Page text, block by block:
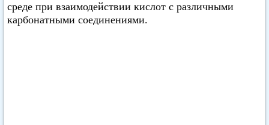
среде при взаимодействии кислот с различными
карбонатными соединениями.